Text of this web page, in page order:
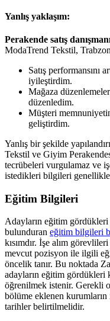
Yanlış yaklaşım:
Perakende satış
ModaTrend Tekstil, Trabzon
Satış performansını
iyileştirdim.
Mağaza
düzenledim.
Müşteri
geliştirdim.
Yanlış bir şekilde
Tekstil ve Giyim
tecrübeleri vurgulamaz ve
istedikleri bilgileri
Eğitim Bilgileri
Adayların eğitim
bulunduran eğitim bilgileri
kısımdır. İşe alım
mevcut pozisyon ile ilgili
öncelik tanır. Bu noktada
adayların eğitim gördükleri
öğrenilmek istenir. Gerekli
bölüme eklenen
tarihler belirtilmelidir.